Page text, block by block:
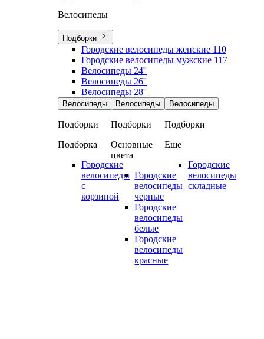
Велосипеды
Подборки
Городские велосипеды женские 110
Городские велосипеды мужские 117
Велосипеды 24''
Велосипеды 26''
Велосипеды 28''
Велосипеды
Подборки
Подборка
Городские
велосипеды
с
корзиной
Велосипеды
Подборки
Основные
цвета
Городские
велосипеды
черные
Городские
велосипеды
белые
Городские
велосипеды
красные
Велосипеды
Подборки
Еще
Городские
велосипеды
складные